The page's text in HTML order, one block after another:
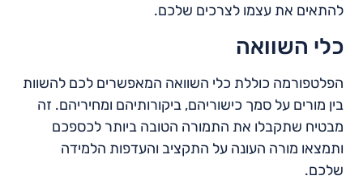
להתאים את עצמו לצרכים שלכם.
כלי השוואה
הפלטפורמה כוללת כלי השוואה המאפשרים לכם להשוות
בין מורים על סמך כישוריהם, ביקורותיהם ומחיריהם. זה
מבטיח שתקבלו את התמורה הטובה ביותר לכספכם
ותמצאו מורה העונה על התקציב והעדפות הלמידה
שלכם.